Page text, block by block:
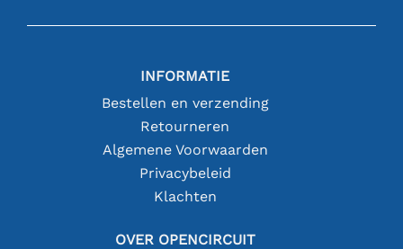
INFORMATIE
Bestellen en verzending
Retourneren
Algemene Voorwaarden
Privacybeleid
Klachten
OVER OPENCIRCUIT